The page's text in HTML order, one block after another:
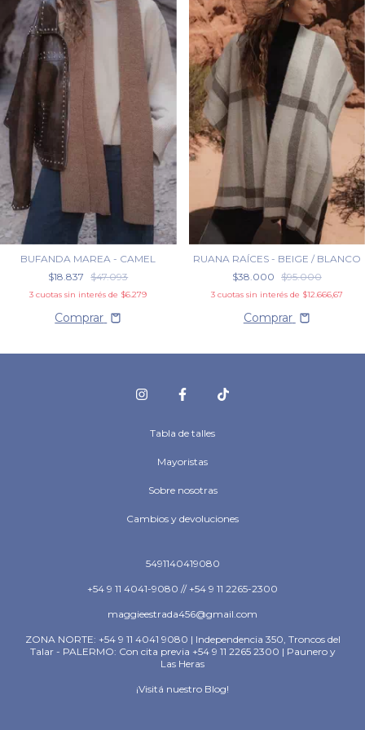
BUFANDA MAREA - CAMEL
$18.837
$47.093
3 cuotas sin interés de $6.279
Comprar
RUANA RAÍCES - BEIGE / BLANCO
$38.000 $95.000
3 cuotas sin interés de $12.666,67
Comprar
Tabla de talles
Mayoristas
Sobre nosotras
Cambios y devoluciones
5491140419080
+54 9 11 4041-9080 // +54 9 11 2265-2300
maggieestrada456@gmail.com
ZONA NORTE: +54 9 11 4041 9080 | Independencia 350, Troncos del
Talar - PALERMO: Con cita previa +54 9 11 2265 2300 | Paunero y
Las Heras
¡Visitá nuestro Blog!